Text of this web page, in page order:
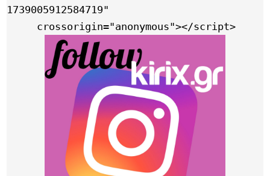
1739005912584719"
     crossorigin="anonymous"></script>